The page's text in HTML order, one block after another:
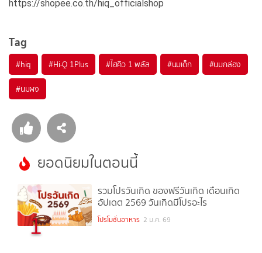
https://shopee.co.th/hiq_officialshop
Tag
#hiq #Hi-Q 1Plus #ไฮคิว 1 พลัส #นมเด็ก #นมกล่อง
#นมผง
ยอดนิยมในตอนนี้
1
รวมโปรวันเกิด ของฟรีวันเกิด เดือนเกิด
อัปเดต 2569 วันเกิดมีโปรอะไร
โปรโมชั่นอาหาร 2 ม.ค. 69